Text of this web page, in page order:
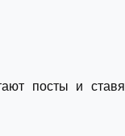
посты и